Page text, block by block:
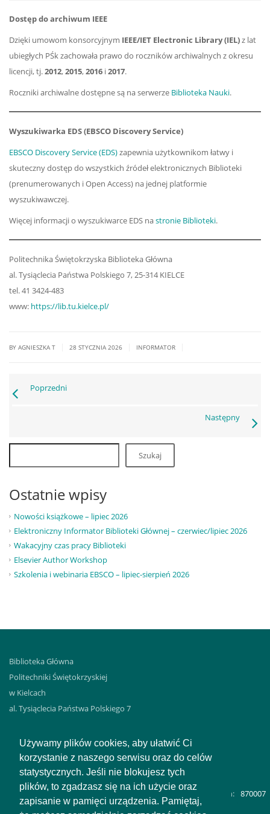
Dostęp do archiwum IEEE
Dzięki umowom konsorcyjnym IEEE/IET Electronic Library (IEL)z lat
ubiegłych PŚk zachowała prawo do roczników archiwalnych z okresu
licencji, tj.2012,2015,2016 i2017.
Roczniki archiwalne dostępne są na serwerze Biblioteka Nauki.
Wyszukiwarka EDS (EBSCO Discovery Service)
EBSCO Discovery Service (EDS)zapewnia użytkownikom łatwy i
skuteczny dostęp do wszystkich źródeł elektronicznych Biblioteki
(prenumerowanych i Open Access) na jednej platformie
wyszukiwawczej.
Więcej informacji o wyszukiwarce EDS nastronie Biblioteki.
Politechnika Świętokrzyska Biblioteka Główna
al. Tysiąclecia Państwa Polskiego 7, 25-314 KIELCE
tel. 41 3424-483
www: https://lib.tu.kielce.pl/
BY AGNIESZKA T 28 STYCZNIA 2026 INFORMATOR
Poprzedni
Następny
Szukaj
Ostatnie wpisy
Nowości książkowe – lipiec 2026
Elektroniczny Informator Biblioteki Głównej – czerwiec/lipiec 2026
Wakacyjny czas pracy Biblioteki
Elsevier Author Workshop
Szkolenia i webinaria EBSCO – lipiec-sierpień 2026
Biblioteka Główna
Politechniki Świętokrzyskiej
w Kielcach
al. Tysiąclecia Państwa Polskiego 7
tel. 41 3424-493 – wypożyczalnia
tel. 41 3424-483 – sekretariat
Liczba odwiedzin: 870007
Używamy plików cookies, aby ułatwić Ci
korzystanie z naszego serwisu oraz do celów
statystycznych. Jeśli nie blokujesz tych
plików, to zgadzasz się na ich użycie oraz
zapisanie w pamięci urządzenia. Pamiętaj,